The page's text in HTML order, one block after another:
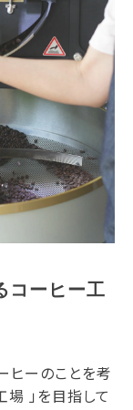
コーヒー工
ヒーのことを考
」を目指して